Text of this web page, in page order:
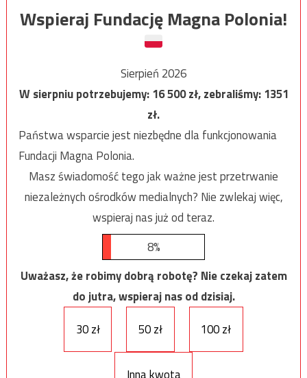
Wspieraj Fundację Magna Polonia!
Sierpień 2026
W sierpniu potrzebujemy:16 500zł, zebraliśmy:1351
zł.
Państwa wsparcie jest niezbędne dla funkcjonowania
Fundacji Magna Polonia.
Masz świadomość tego jak ważne jest przetrwanie
niezależnych ośrodków medialnych? Nie zwlekaj więc,
wspieraj nas już od teraz.
8%
Uważasz, że robimy dobrą robotę? Nie czekaj zatem
do jutra, wspieraj nas od dzisiaj.
30 zł
50 zł 100 zł
Inna kwota